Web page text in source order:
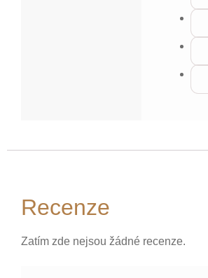
Recenze
Zatím zde nejsou žádné recenze.